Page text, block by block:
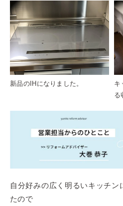
新品のIHになりました。
キ
る
自分好みの広く明るいキッチン
たので